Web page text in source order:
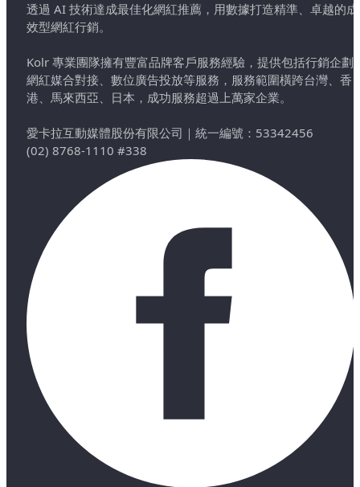
透過 AI 技術達成最佳化網紅推薦，用數據打造精準、卓越的成
效型網紅行銷。
Kolr 專業團隊擁有豐富品牌客戶服務經驗，提供包括行銷企劃
網紅媒合對接、數位廣告投放等服務，服務範圍橫跨台灣、香
港、馬來西亞、日本，成功服務超過上萬家企業。
愛卡拉互動媒體股份有限公司 ｜ 統一編號：53342456
(02) 8768-1110 #338